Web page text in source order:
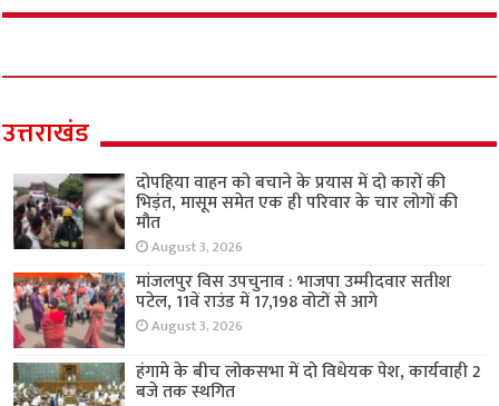
उत्तराखंड
दोपहिया वाहन को बचाने के प्रयास में दो कारों की
भिड़ंत, मासूम समेत एक ही परिवार के चार लोगों की
मौत
August 3, 2026
मांजलपुर विस उपचुनाव : भाजपा उम्मीदवार सतीश
पटेल, 11वें राउंड में 17,198 वोटों से आगे
August 3, 2026
हंगामे के बीच लोकसभा में दो विधेयक पेश, कार्यवाही 2
बजे तक स्थगित